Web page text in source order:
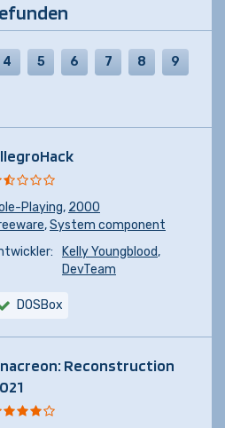
4 5 6 7 8 9
Playing, 2000
,System component
Kelly Youngblood,
DevTeam
DOSBox
Reconstruction